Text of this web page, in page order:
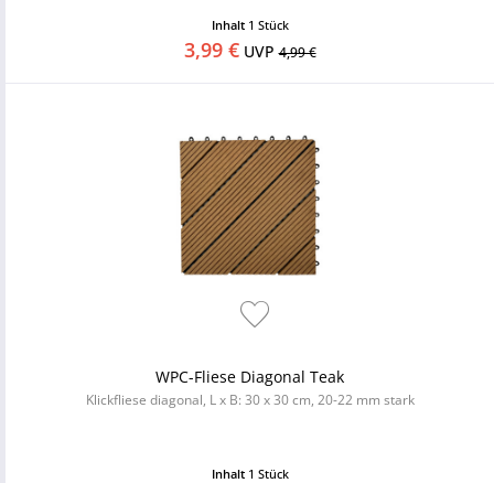
Inhalt 1 Stück
3,99 €UVP4,99 €
WPC-Fliese Diagonal Teak
Klickfliese diagonal, L x B: 30 x 30 cm, 20-22 mm stark
Inhalt 1 Stück